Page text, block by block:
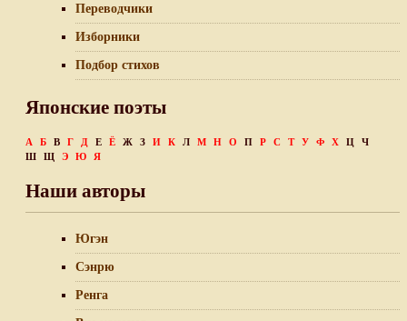
Переводчики
Изборники
Подбор стихов
Японские поэты
А Б В Г Д Е Ё Ж З И К Л М Н О П Р С Т У Ф Х Ц
Ч
Ш
Щ Э Ю Я
Наши авторы
Югэн
Сэнрю
Ренга